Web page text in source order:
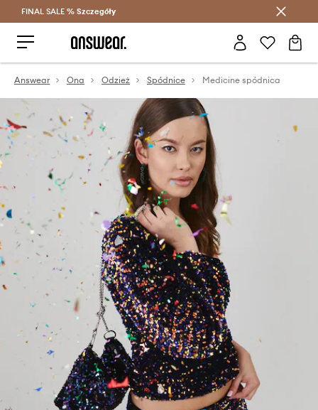
Oszczędzaj z Answear Club >
FINAL SALE % Szczegóły
Answear Ona Odzież Spódnice Medicine spódnica